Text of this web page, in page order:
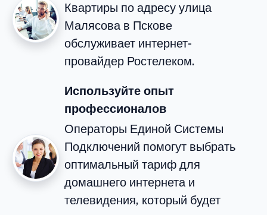
Квартиры по адресу улица
Малясова в Пскове
обслуживает интернет-
провайдер Ростелеком.
Используйте опыт
профессионалов
Операторы Единой Системы
Подключений помогут выбрать
оптимальный тариф для
домашнего интернета и
телевидения, который будет